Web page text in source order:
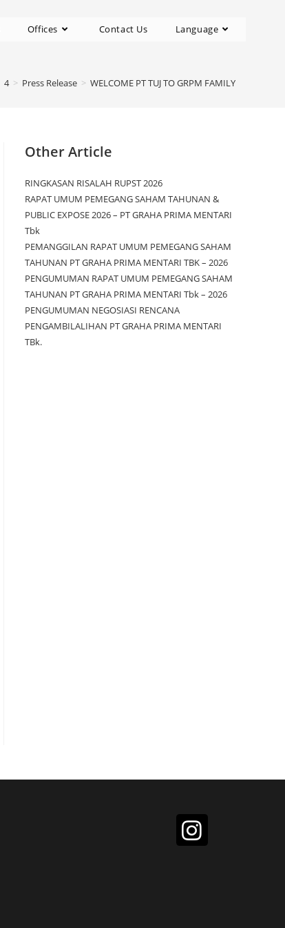
Offices Contact Us Language
4 > Press Release > WELCOME PT TUJ TO GRPM FAMILY
Other Article
RINGKASAN RISALAH RUPST 2026
RAPAT UMUM PEMEGANG SAHAM TAHUNAN &
PUBLIC EXPOSE 2026 – PT GRAHA PRIMA MENTARI
Tbk
PEMANGGILAN RAPAT UMUM PEMEGANG SAHAM
TAHUNAN PT GRAHA PRIMA MENTARI TBK – 2026
PENGUMUMAN RAPAT UMUM PEMEGANG SAHAM
TAHUNAN PT GRAHA PRIMA MENTARI Tbk – 2026
PENGUMUMAN NEGOSIASI RENCANA
PENGAMBILALIHAN PT GRAHA PRIMA MENTARI
TBk.